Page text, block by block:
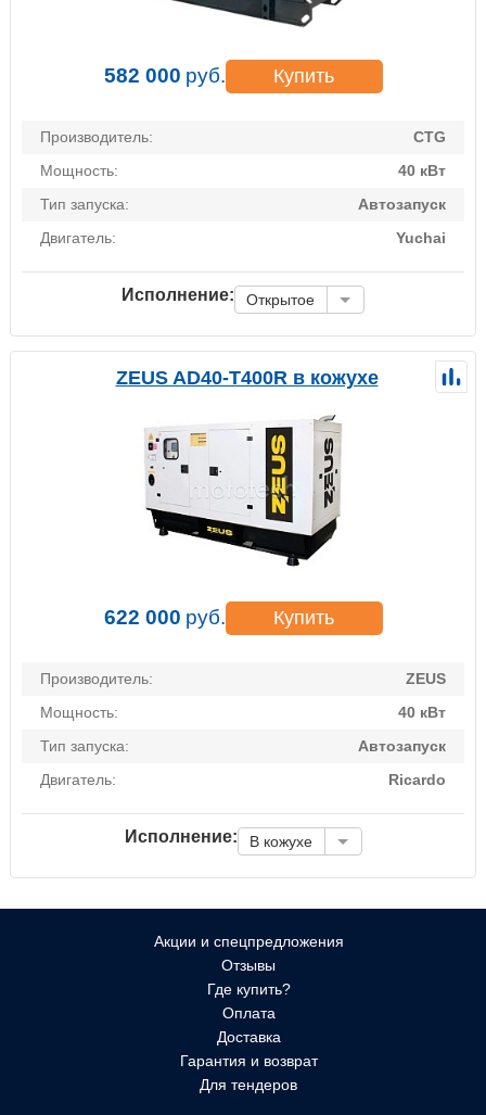
582 000 руб. Купить
Производитель:
CTG
Мощность:
40 кВт
Тип запуска:
Автозапуск
Двигатель:
Yuchai
Исполнение: Открытое
ZEUS AD40-T400R в кожухе
622 000 руб. Купить
Производитель:
ZEUS
Мощность:
40 кВт
Тип запуска:
Автозапуск
Двигатель:
Ricardo
Исполнение: В кожухе
Акции и спецпредложения
Отзывы
Где купить?
Оплата
Доставка
Гарантия и возврат
Для тендеров